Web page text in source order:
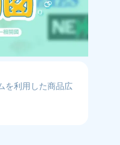
を利用した商品広